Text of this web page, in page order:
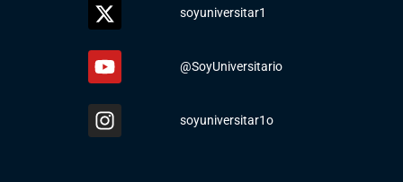
soyuniversitar1
@SoyUniversitario
soyuniversitar1o